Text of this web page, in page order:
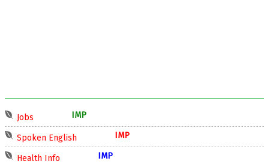
Jobs IMP
Spoken English IMP
Health Info IMP